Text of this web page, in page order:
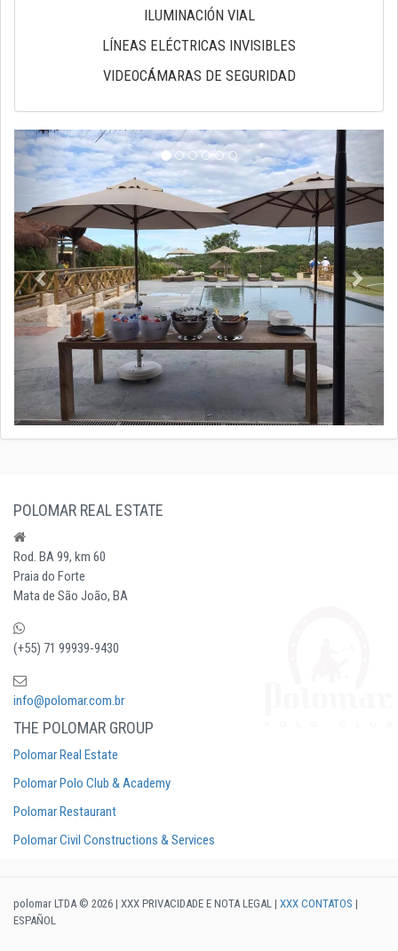
ILUMINACIÓN VIAL
LÍNEAS ELÉCTRICAS INVISIBLES
VIDEOCÁMARAS DE SEGURIDAD
anterior
POLOMAR REAL ESTATE
Rod. BA 99, km 60
Praia do Forte
Mata de São João, BA
(+55) 71 99939-9430
info@polomar.com.br
THE POLOMAR GROUP
Polomar Real Estate
Polomar Polo Club & Academy
Polomar Restaurant
Polomar Civil Constructions & Services
polomar LTDA © 2026 | XXX PRIVACIDADE E NOTA LEGAL | XXX CONTATOS |
ESPAÑOL